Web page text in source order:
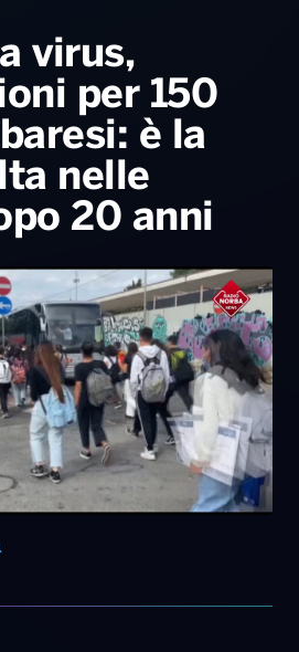
Spettacolo
Consiglia
Astrabilia 2026
TV
virus,
per 150
è la
nelle
20 anni